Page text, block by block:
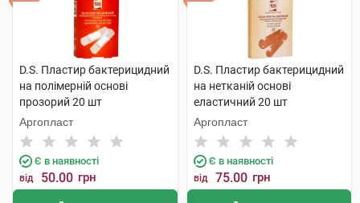
D.S. Пластир бактерицидний
на полімерній основі
прозорий 20 шт
Аргопласт
Є в наявності
від 50.00 грн
D.S. Пластир бактерицидний
на нетканій основі
еластичний 20 шт
Аргопласт
Є в наявності
від 75.00 грн